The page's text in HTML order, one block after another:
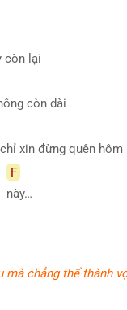
còn lại
còn dài
xin đừng quên hôm
F
này…
mà chẳng thể thành